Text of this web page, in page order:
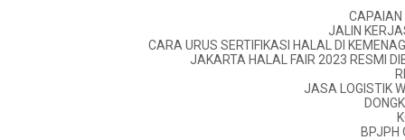
CAPAIAN
JALIN
CARA URUS SERTIFIKASI HALAL DI
JAKARTA HALAL FAIR 2023 RESMI
JASA LOGISTIK
BPJPH